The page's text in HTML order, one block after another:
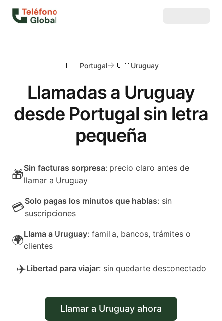
Llamadas a Uruguay
desde Portugal sin letra
pequeña
🇵🇹Portugal 🇺🇾Uruguay
🎁Sin facturas sorpresa: precio claro antes de
llamar a Uruguay
💳Solo pagas los minutos que hablas: sin
suscripciones
🌍Llama a Uruguay: familia, bancos, trámites o
clientes
✈️Libertad para viajar: sin quedarte desconectado
Llamar a Uruguay ahora